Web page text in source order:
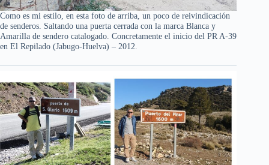
Como es mi estilo, en esta foto de arriba, un poco de reivindicación
de senderos. Saltando una puerta cerrada con la marca Blanca y
Amarilla de sendero catalogado. Concretamente el inicio del PR A-39
en El Repilado (Jabugo-Huelva) – 2012.